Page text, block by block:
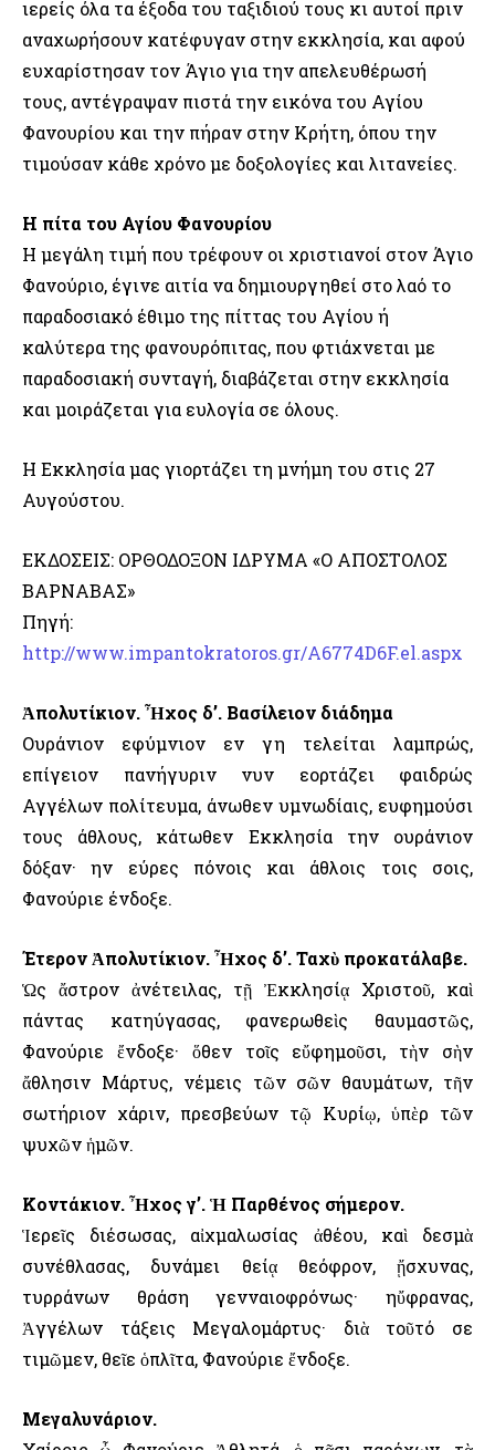
ιερείς όλα τα έξοδα του ταξιδιού τους κι αυτοί πριν
αναχωρήσουν κατέφυγαν στην εκκλησία, και αφού
ευχαρίστησαν τον Άγιο για την απελευθέρωσή
τους, αντέγραψαν πιστά την εικόνα του Αγίου
Φανουρίου και την πήραν στην Κρήτη, όπου την
τιμούσαν κάθε χρόνο με δοξολογίες και λιτανείες.
Η πίτα του Αγίου Φανουρίου
Η μεγάλη τιμή που τρέφουν οι χριστιανοί στον Άγιο
Φανούριο, έγινε αιτία να δημιουργηθεί στο λαό το
παραδοσιακό έθιμο της πίττας του Αγίου ή
καλύτερα της φανουρόπιτας, που φτιάχνεται με
παραδοσιακή συνταγή, διαβάζεται στην εκκλησία
και μοιράζεται για ευλογία σε όλους.
Η Εκκλησία μας γιορτάζει τη μνήμη του στις 27
Αυγούστου.
ΕΚΔΟΣΕΙΣ: ΟΡΘΟΔΟΞΟΝ ΙΔΡΥΜΑ «Ο ΑΠΟΣΤΟΛΟΣ
ΒΑΡΝΑΒΑΣ»
Πηγή:
http://www.impantokratoros.gr/A6774D6F.el.aspx
Ἀπολυτίκιον. Ἦχος δ’. Βασίλειον διάδημα
Ουράνιον εφύμνιον εν γη τελείται λαμπρώς,
επίγειον πανήγυριν νυν εορτάζει φαιδρώς
Αγγέλων πολίτευμα, άνωθεν υμνωδίαις, ευφημούσι
τους άθλους, κάτωθεν Εκκλησία την ουράνιον
δόξαν· ην εύρες πόνοις και άθλοις τοις σοις,
Φανούριε ένδοξε.
Έτερον Ἀπολυτίκιον. Ἦχος δ’. Ταχὺ προκατάλαβε.
Ὡς ἄστρον ἀνέτειλας, τῇ Ἐκκλησίᾳ Χριστοῦ, καὶ
πάντας κατηύγασας, φανερωθεὶς θαυμαστῶς,
Φανούριε ἔνδοξε· ὅθεν τοῖς εὔφημοῦσι, τὴν σὴν
ἄθλησιν Μάρτυς, νέμεις τῶν σῶν θαυμάτων, τῆν
σωτήριον χάριν, πρεσβεύων τῷ Κυρίῳ, ὑπὲρ τῶν
ψυχῶν ἡμῶν.
Κοντάκιον. Ἦχος γ’. Ἡ Παρθένος σήμερον.
Ἱερεῖς διέσωσας, αἰχμαλωσίας ἀθέου, καὶ δεσμὰ
συνέθλασας, δυνάμει θείᾳ θεόφρον, ᾔσχυνας,
τυρράνων θράση γενναιοφρόνως· ηὔφρανας,
Ἀγγέλων τάξεις Μεγαλομάρτυς· διὰ τοῦτό σε
τιμῶμεν, θεῖε ὁπλῖτα, Φανούριε ἔνδοξε.
Μεγαλυνάριον.